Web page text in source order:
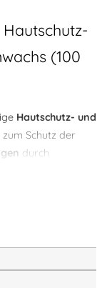
Hautschutz-
(100
Hautschutz- und
Schutz der
durch
beanspruchter
und